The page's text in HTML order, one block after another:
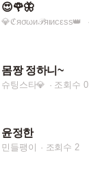
😍🌹🦋
💎ℭяσωи𝒫яιиcεѕѕ👑
몸짱 정하니~
슈팅스타💎 조회수 0
윤정한
민들팽이 조회수 2